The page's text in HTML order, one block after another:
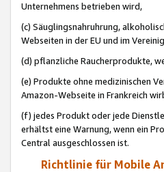
Unternehmens betrieben wird,
(c) Säuglingsnahruhrung,
Webseiten in der EU und im
(d) pflanzliche Raucherprodukte,
(e) Produkte ohne medizinischen
Amazon-Webseite in Frankreich
(f) jedes Produkt oder jede
erhältst eine Warnung, wenn ein
Central ausgeschlossen ist.
Richtlinie für Mobile